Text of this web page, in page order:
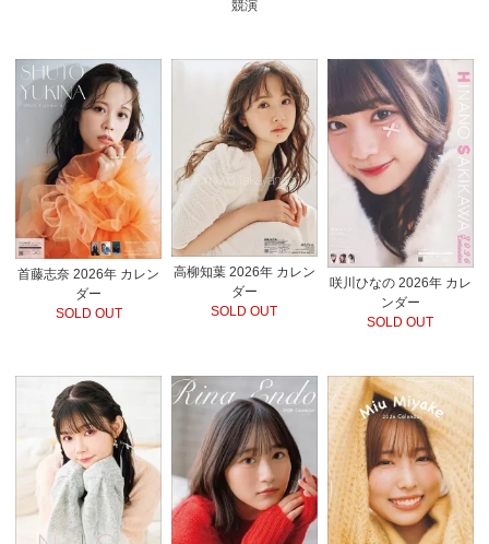
競演
首藤志奈 2026年 カレン
ダー
SOLD OUT
高柳知葉 2026年 カレン
ダー
SOLD OUT
咲川ひなの 2026年 カレ
ンダー
SOLD OUT